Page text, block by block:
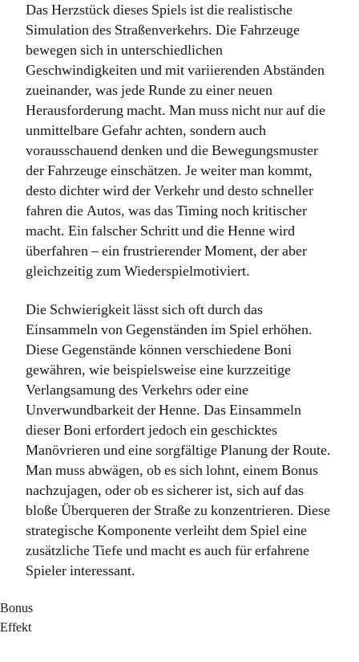
Das Herzstück dieses Spiels ist die realistische
Simulation des Straßenverkehrs. Die Fahrzeuge
bewegen sich in unterschiedlichen
Geschwindigkeiten und mit variierenden Abständen
zueinander, was jede Runde zu einer neuen
Herausforderung macht. Man muss nicht nur auf die
unmittelbare Gefahr achten, sondern auch
vorausschauend denken und die Bewegungsmuster
der Fahrzeuge einschätzen. Je weiter man kommt,
desto dichter wird der Verkehr und desto schneller
fahren die Autos, was das Timing noch kritischer
macht. Ein falscher Schritt und die Henne wird
überfahren – ein frustrierender Moment, der aber
gleichzeitig zum Wiederspielmotiviert.
Die Schwierigkeit lässt sich oft durch das
Einsammeln von Gegenständen im Spiel erhöhen.
Diese Gegenstände können verschiedene Boni
gewähren, wie beispielsweise eine kurzzeitige
Verlangsamung des Verkehrs oder eine
Unverwundbarkeit der Henne. Das Einsammeln
dieser Boni erfordert jedoch ein geschicktes
Manövrieren und eine sorgfältige Planung der Route.
Man muss abwägen, ob es sich lohnt, einem Bonus
nachzujagen, oder ob es sicherer ist, sich auf das
bloße Überqueren der Straße zu konzentrieren. Diese
strategische Komponente verleiht dem Spiel eine
zusätzliche Tiefe und macht es auch für erfahrene
Spieler interessant.
Bonus
Effekt